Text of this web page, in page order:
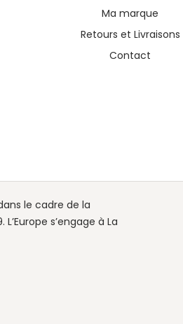
Ma marque
Retours et Livraisons
Contact
le cadre de la
s’engage à La